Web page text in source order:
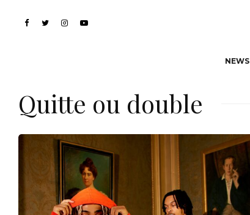
NEWS
Quitte ou double